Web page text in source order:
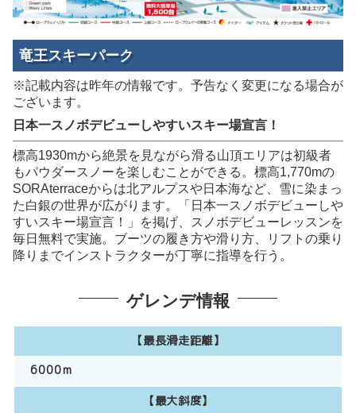
竜王スキーパーク
※記載内容は昨年の情報です。予告なく変更になる場合が
ございます。
日本一スノボデビューしやすいスキー場宣言！
標高1930mから絶景を見ながら滑る山頂エリアは初級者
もパウダースノーを楽しむことができる。標高1,770mの
SORAterraceからは北アルプスや日本海など、雪に染まっ
た白銀の世界が広がります。「日本一スノボデビューしや
すいスキー場宣言！」を掲げ、スノボデビューレッスンを
毎日無料で実施。ブーツの履き方や滑り方、リフトの乗り
降りまでインストラクターが丁寧に指導を行う。
ゲレンデ情報
【最長滑走距離】
6000m
【最大斜度】